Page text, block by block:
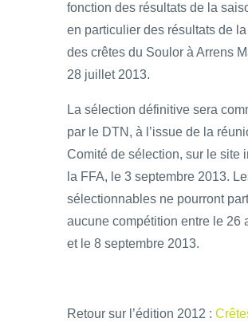
fonction des résultats de la
en particulier des résultats de
des crêtes du Soulor à Arrens
28 juillet 2013.
La sélection définitive sera
par le DTN, à l’issue de la
Comité de sélection, sur le site
la FFA, le 3 septembre 2013.
sélectionnables ne pourront
aucune compétition entre le 26
et le 8 septembre 2013.
Retour sur l’édition 2012 :